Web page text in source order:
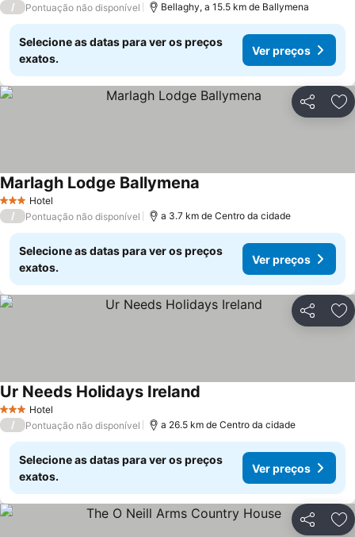
/ Pontuação não disponível Bellaghy, a 15.5 km de Ballymena
Selecione as datas para ver os preços
exatos.
Ver preços
Partilhar
3 EstrelasHotel
Marlagh Lodge Ballymena
/ Pontuação não disponível a 3.7 km de Centro da cidade
Selecione as datas para ver os preços
exatos.
Ver preços
Partilhar
3 EstrelasHotel
Ur Needs Holidays Ireland
/ Pontuação não disponível a 26.5 km de Centro da cidade
Selecione as datas para ver os preços
exatos.
Ver preços
Partilhar